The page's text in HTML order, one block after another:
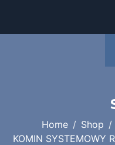
Home Shop
KOMIN SYSTEMOWY